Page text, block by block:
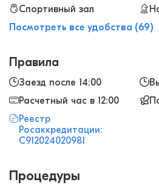
Спортивный зал
Посмотреть все удобства (69)
Правила
Заезд после 14:00
Расчетный час в 12:00
Реестр
Росаккредитации:
С912024020981
Процедуры